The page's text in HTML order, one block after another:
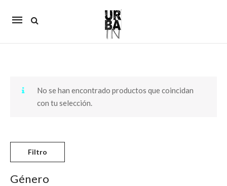
Mobile
No se han encontrado productos que coincidan
con tu selección.
Filtro
Género